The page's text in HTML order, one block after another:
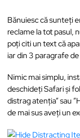
Bănuiesc că sunteți
reclame la tot pasul,
poți citi un text că
iar din 3 paragrafe
Nimic mai simplu,
deschideți Safari și
distrag atenția” sau
de mai sus aveți un